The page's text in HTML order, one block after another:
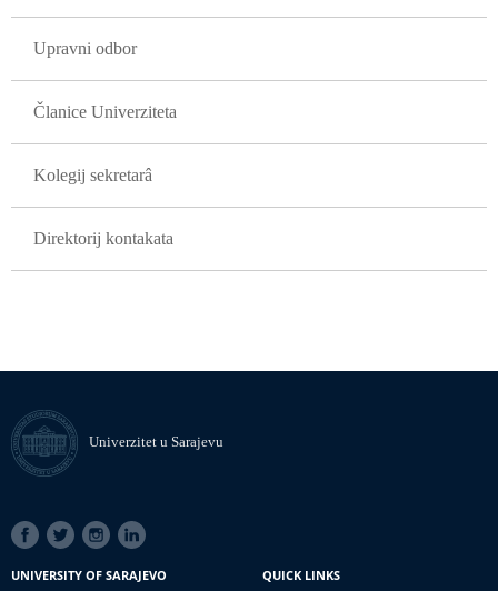
Upravni odbor
Članice Univerziteta
Kolegij sekretarâ
Direktorij kontakata
Univerzitet u Sarajevu
SOCIAL
LINKS
UNIVERSITY OF SARAJEVO
QUICK LINKS